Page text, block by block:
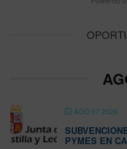
AGO 07 2026
PYMES EN